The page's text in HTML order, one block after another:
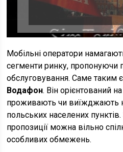
Мобільні оператори
сегменти ринку, пропонуючи
обслуговування. Саме таким є
Водафон. Він орієнтований
проживають чи виїжджають
польських населених
пропозиції можна вільно
особливих обмежень.